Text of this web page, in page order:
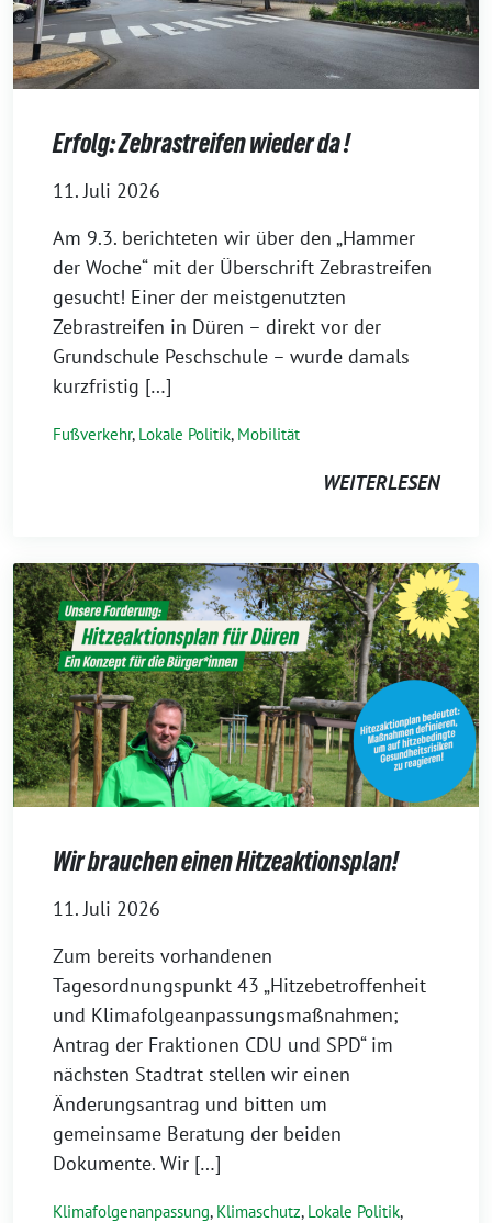
Erfolg: Zebrastreifen wieder da !
11. Juli 2026
Am 9.3. berichteten wir über den „Hammer
der Woche“ mit der Überschrift Zebrastreifen
gesucht! Einer der meistgenutzten
Zebrastreifen in Düren – direkt vor der
Grundschule Peschschule – wurde damals
kurzfristig […]
Fußverkehr, Lokale Politik, Mobilität
WEITERLESEN
Wir brauchen einen Hitzeaktionsplan!
11. Juli 2026
Zum bereits vorhandenen
Tagesordnungspunkt 43 „Hitzebetroffenheit
und Klimafolgeanpassungsmaßnahmen;
Antrag der Fraktionen CDU und SPD“ im
nächsten Stadtrat stellen wir einen
Änderungsantrag und bitten um
gemeinsame Beratung der beiden
Dokumente. Wir […]
Klimafolgenanpassung, Klimaschutz, Lokale Politik,